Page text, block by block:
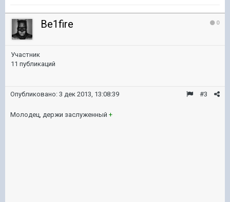
0
Be1fire
Участник
11 публикаций
#3
Опубликовано: 3 дек 2013, 13:08:39
Молодец, держи заслуженный +